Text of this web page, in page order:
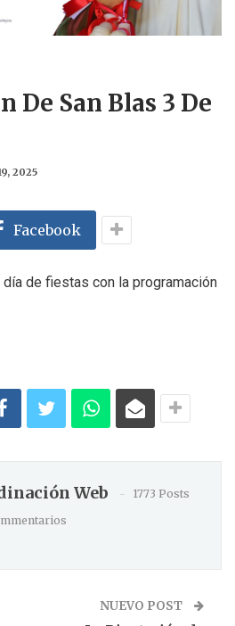
De San Blas 3 De
2025
Facebook
de fiestas con la programación
Web
1773 Posts
NUEVO POST